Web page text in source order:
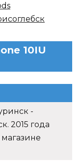
10IU
-
2015 года